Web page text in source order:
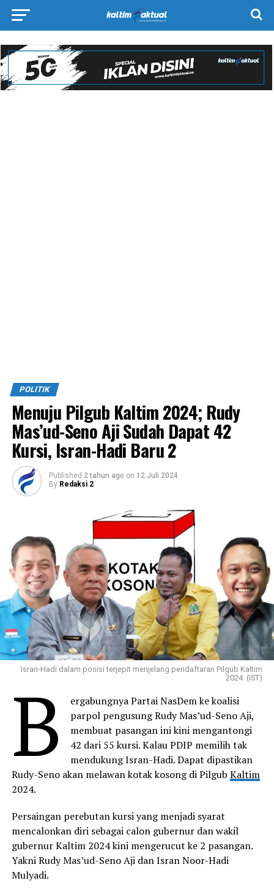
POLITIK
Menuju Pilgub Kaltim 2024; Rudy
Mas’ud-Seno Aji Sudah Dapat 42
Kursi, Isran-Hadi Baru 2
Published 2 tahun ago on 12 Juli 2024
By Redaksi 2
Isran-Hadi dalam posisi terjepit menjelang pendaftaran Pilgub Kaltim
2024. (IST)
B
ergabungnya Partai NasDem ke koalisi
parpol pengusung Rudy Mas’ud-Seno Aji,
membuat pasangan ini kini mengantongi
42 dari 55 kursi. Kalau PDIP memilih tak
mendukung Isran-Hadi. Dapat dipastikan
Rudy-Seno akan melawan kotak kosong di Pilgub Kaltim
2024.
Persaingan perebutan kursi yang menjadi syarat
mencalonkan diri sebagai calon gubernur dan wakil
gubernur Kaltim 2024 kini mengerucut ke 2 pasangan.
Yakni Rudy Mas’ud-Seno Aji dan Isran Noor-Hadi
Mulyadi.